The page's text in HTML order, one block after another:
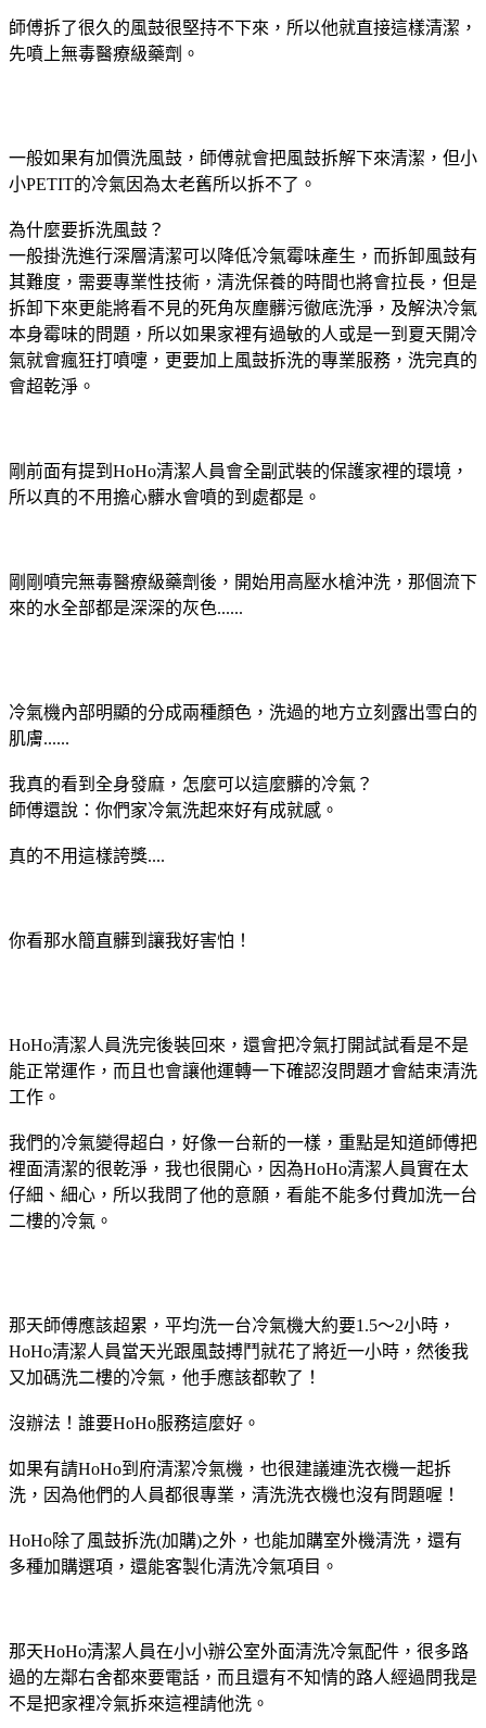
師傅拆了很久的風鼓很堅持不下來，所以他就直接這樣清潔，
先噴上無毒醫療級藥劑。
一般如果有加價洗風鼓，師傅就會把風鼓拆解下來清潔，但小
小PETIT的冷氣因為太老舊所以拆不了。
為什麼要拆洗風鼓？
一般掛洗進行深層清潔可以降低冷氣霉味產生，而拆卸風鼓有
其難度，需要專業性技術，清洗保養的時間也將會拉長，但是
拆卸下來更能將看不見的死角灰塵髒污徹底洗淨，及解決冷氣
本身霉味的問題，所以如果家裡有過敏的人或是一到夏天開冷
氣就會瘋狂打噴嚏，更要加上風鼓拆洗的專業服務，洗完真的
會超乾淨。
剛前面有提到HoHo清潔人員會全副武裝的保護家裡的環境，
所以真的不用擔心髒水會噴的到處都是。
剛剛噴完無毒醫療級藥劑後，開始用高壓水槍沖洗，那個流下
來的水全部都是深深的灰色......
冷氣機內部明顯的分成兩種顏色，洗過的地方立刻露出雪白的
肌膚......
我真的看到全身發麻，怎麼可以這麼髒的冷氣？
師傅還說：你們家冷氣洗起來好有成就感。
真的不用這樣誇獎....
你看那水簡直髒到讓我好害怕！
HoHo清潔人員洗完後裝回來，還會把冷氣打開試試看是不是
能正常運作，而且也會讓他運轉一下確認沒問題才會結束清洗
工作。
我們的冷氣變得超白，好像一台新的一樣，重點是知道師傅把
裡面清潔的很乾淨，我也很開心，因為HoHo清潔人員實在太
仔細、細心，所以我問了他的意願，看能不能多付費加洗一台
二樓的冷氣。
那天師傅應該超累，平均洗一台冷氣機大約要1.5～2小時，
HoHo清潔人員當天光跟風鼓搏鬥就花了將近一小時，然後我
又加碼洗二樓的冷氣，他手應該都軟了！
沒辦法！誰要HoHo服務這麼好。
如果有請HoHo到府清潔冷氣機，也很建議連洗衣機一起拆
洗，因為他們的人員都很專業，清洗洗衣機也沒有問題喔！
HoHo除了風鼓拆洗(加購)之外，也能加購室外機清洗，還有
多種加購選項，還能客製化清洗冷氣項目。
那天HoHo清潔人員在小小辦公室外面清洗冷氣配件，很多路
過的左鄰右舍都來要電話，而且還有不知情的路人經過問我是
不是把家裡冷氣拆來這裡請他洗。